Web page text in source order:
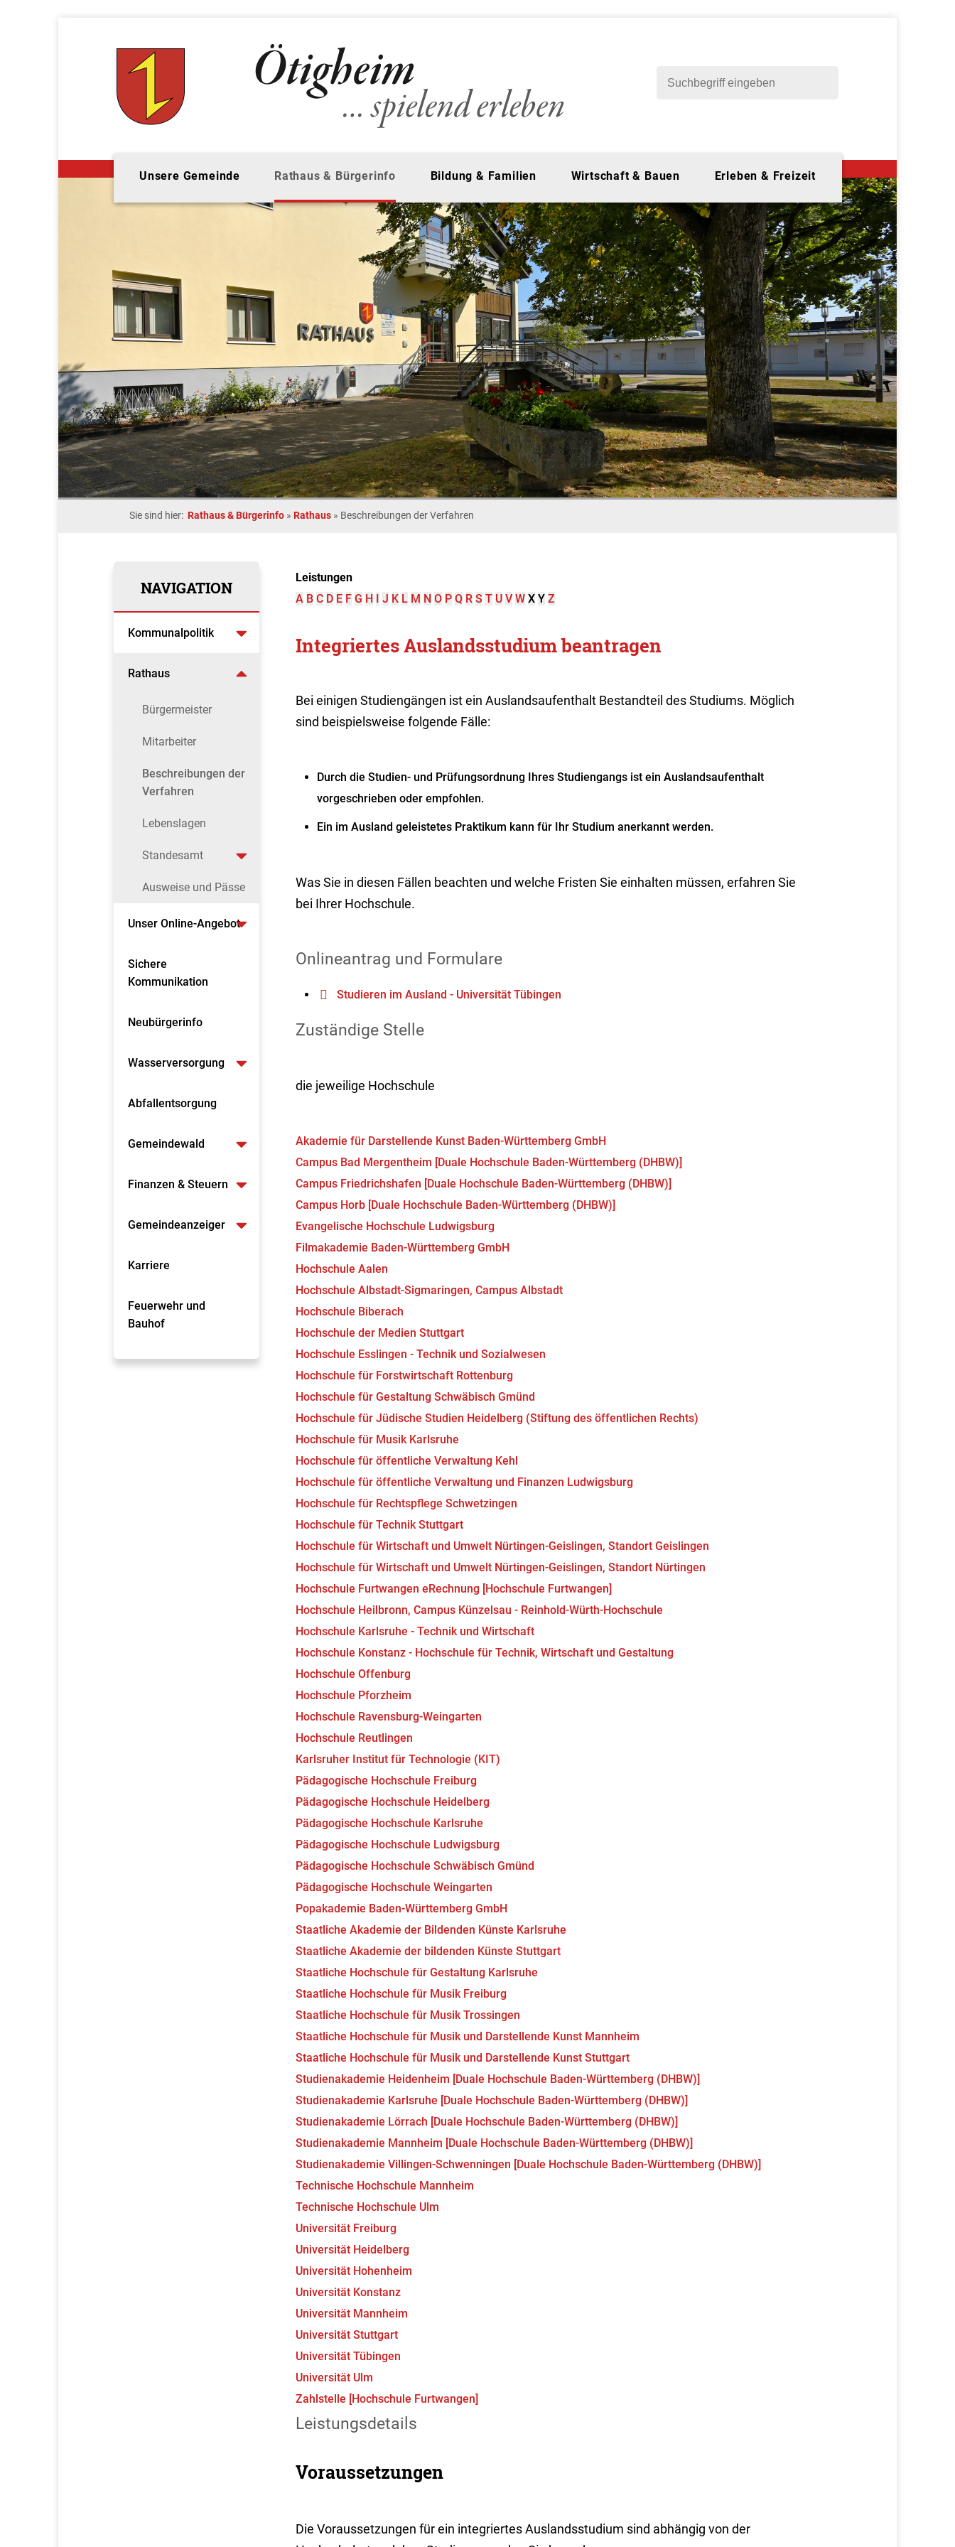
Unsere Gemeinde Rathaus & Bürgerinfo Bildung & Familien Wirtschaft & Bauen Erleben & Freizeit
Sie sind hier: Rathaus & Bürgerinfo » Rathaus » Beschreibungen der Verfahren
NAVIGATION
Kommunalpolitik
Rathaus
Bürgermeister
Mitarbeiter
Beschreibungen der
Verfahren
Lebenslagen
Standesamt
Ausweise und Pässe
Unser Online-Angebot
Sichere
Kommunikation
Neubürgerinfo
Wasserversorgung
Abfallentsorgung
Gemeindewald
Finanzen & Steuern
Gemeindeanzeiger
Karriere
Feuerwehr und
Bauhof
Leistungen
A B C D E F G H I J K L M N O P Q R S T U V W X Y Z
Integriertes Auslandsstudium beantragen
Bei einigen Studiengängen ist ein Auslandsaufenthalt Bestandteil des Studiums. Möglich
sind beispielsweise folgende Fälle:
Durch die Studien- und Prüfungsordnung Ihres Studiengangs ist ein Auslandsaufenthalt
vorgeschrieben oder empfohlen.
Ein im Ausland geleistetes Praktikum kann für Ihr Studium anerkannt werden.
Was Sie in diesen Fällen beachten und welche Fristen Sie einhalten müssen, erfahren Sie
bei Ihrer Hochschule.
Onlineantrag und Formulare
Studieren im Ausland - Universität Tübingen
Zuständige Stelle
die jeweilige Hochschule
Akademie für Darstellende Kunst Baden-Württemberg GmbH
Campus Bad Mergentheim [Duale Hochschule Baden-Württemberg (DHBW)]
Campus Friedrichshafen [Duale Hochschule Baden-Württemberg (DHBW)]
Campus Horb [Duale Hochschule Baden-Württemberg (DHBW)]
Evangelische Hochschule Ludwigsburg
Filmakademie Baden-Württemberg GmbH
Hochschule Aalen
Hochschule Albstadt-Sigmaringen, Campus Albstadt
Hochschule Biberach
Hochschule der Medien Stuttgart
Hochschule Esslingen - Technik und Sozialwesen
Hochschule für Forstwirtschaft Rottenburg
Hochschule für Gestaltung Schwäbisch Gmünd
Hochschule für Jüdische Studien Heidelberg (Stiftung des öffentlichen Rechts)
Hochschule für Musik Karlsruhe
Hochschule für öffentliche Verwaltung Kehl
Hochschule für öffentliche Verwaltung und Finanzen Ludwigsburg
Hochschule für Rechtspflege Schwetzingen
Hochschule für Technik Stuttgart
Hochschule für Wirtschaft und Umwelt Nürtingen-Geislingen, Standort Geislingen
Hochschule für Wirtschaft und Umwelt Nürtingen-Geislingen, Standort Nürtingen
Hochschule Furtwangen eRechnung [Hochschule Furtwangen]
Hochschule Heilbronn, Campus Künzelsau - Reinhold-Würth-Hochschule
Hochschule Karlsruhe - Technik und Wirtschaft
Hochschule Konstanz - Hochschule für Technik, Wirtschaft und Gestaltung
Hochschule Offenburg
Hochschule Pforzheim
Hochschule Ravensburg-Weingarten
Hochschule Reutlingen
Karlsruher Institut für Technologie (KIT)
Pädagogische Hochschule Freiburg
Pädagogische Hochschule Heidelberg
Pädagogische Hochschule Karlsruhe
Pädagogische Hochschule Ludwigsburg
Pädagogische Hochschule Schwäbisch Gmünd
Pädagogische Hochschule Weingarten
Popakademie Baden-Württemberg GmbH
Staatliche Akademie der Bildenden Künste Karlsruhe
Staatliche Akademie der bildenden Künste Stuttgart
Staatliche Hochschule für Gestaltung Karlsruhe
Staatliche Hochschule für Musik Freiburg
Staatliche Hochschule für Musik Trossingen
Staatliche Hochschule für Musik und Darstellende Kunst Mannheim
Staatliche Hochschule für Musik und Darstellende Kunst Stuttgart
Studienakademie Heidenheim [Duale Hochschule Baden-Württemberg (DHBW)]
Studienakademie Karlsruhe [Duale Hochschule Baden-Württemberg (DHBW)]
Studienakademie Lörrach [Duale Hochschule Baden-Württemberg (DHBW)]
Studienakademie Mannheim [Duale Hochschule Baden-Württemberg (DHBW)]
Studienakademie Villingen-Schwenningen [Duale Hochschule Baden-Württemberg (DHBW)]
Technische Hochschule Mannheim
Technische Hochschule Ulm
Universität Freiburg
Universität Heidelberg
Universität Hohenheim
Universität Konstanz
Universität Mannheim
Universität Stuttgart
Universität Tübingen
Universität Ulm
Zahlstelle [Hochschule Furtwangen]
Leistungsdetails
Voraussetzungen
Die Voraussetzungen für ein integriertes Auslandsstudium sind abhängig von der